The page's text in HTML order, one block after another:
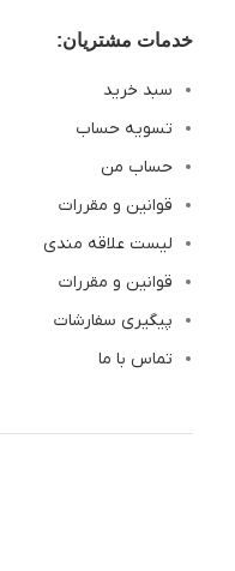
خدمات مشتریان:
سبد خرید
تسویه حساب
حساب من
قوانین و مقررات
لیست علاقه مندی
قوانین و مقررات
پیگیری سفارشات
تماس با ما